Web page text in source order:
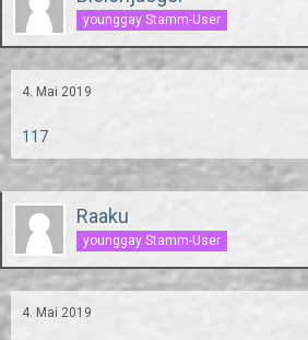
younggay Stamm-User
4. Mai 2019
117
Raaku
younggay Stamm-User
4. Mai 2019